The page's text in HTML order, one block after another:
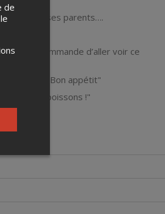
de ses parents….
vous recommande d’aller voir ce
! Bon appétit"
pleins de poissons !"
de